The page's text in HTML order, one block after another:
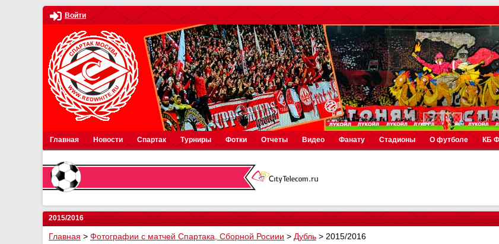
Войти
Главная Новости Спартак Турниры Фотки Отчеты Видео Фанату Стадионы О футболе КБ
2015/2016
Главная > Фотографии с матчей Спартака, Сборной Росиии > Дубль > 2015/2016